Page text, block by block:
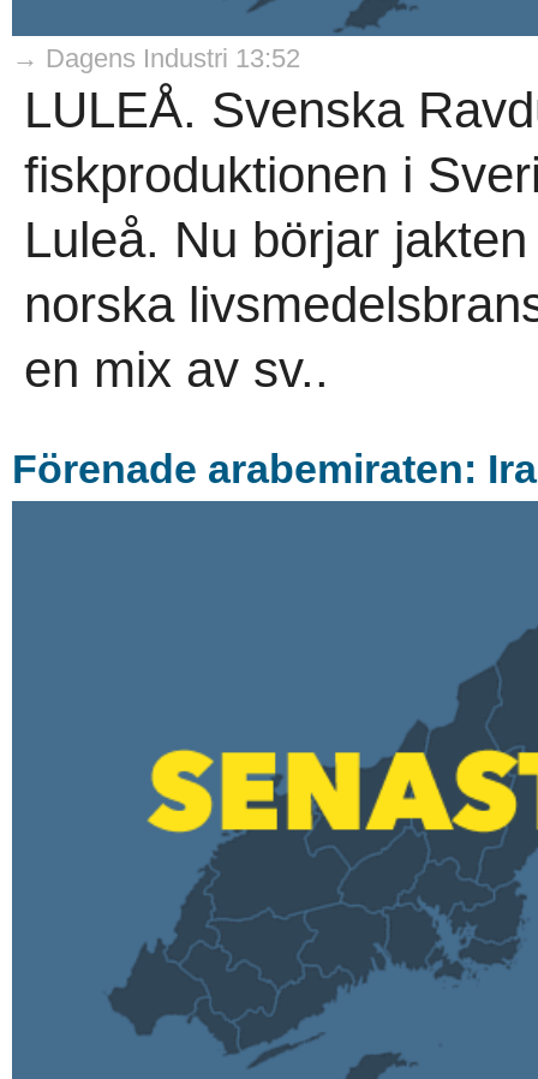
→ Dagens Industri 13:52
LULEÅ. Svenska
fiskproduktionen i
Luleå. Nu börjar
norska
en mix av sv..
Förenade arabemiraten: